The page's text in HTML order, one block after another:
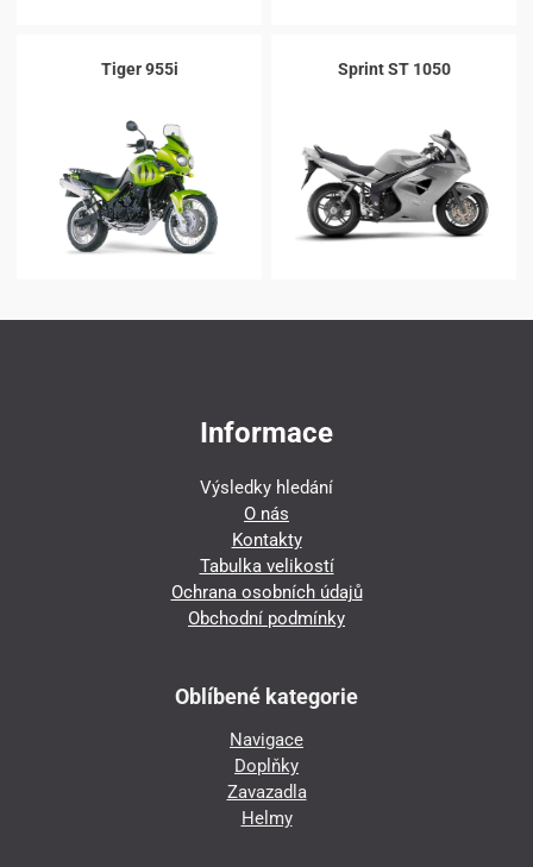
Tiger 955i Sprint ST 1050
Informace
Výsledky hledání
O nás
Kontakty
Tabulka velikostí
Ochrana osobních údajů
Obchodní podmínky
Oblíbené kategorie
Navigace
Doplňky
Zavazadla
Helmy